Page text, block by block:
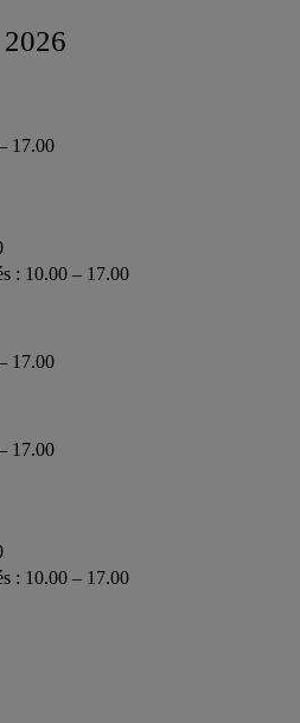
17.00
: 10.00 – 17.00
17.00
17.00
: 10.00 – 17.00